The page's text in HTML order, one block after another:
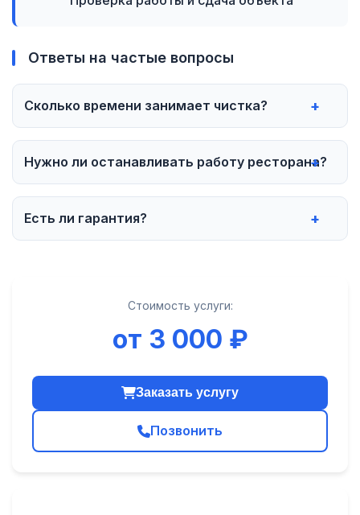
Ответы на частые вопросы
Сколько времени занимает чистка?
Нужно ли останавливать работу ресторана?
Есть ли гарантия?
Стоимость услуги:
от 3 000 ₽
Заказать услугу
Позвонить